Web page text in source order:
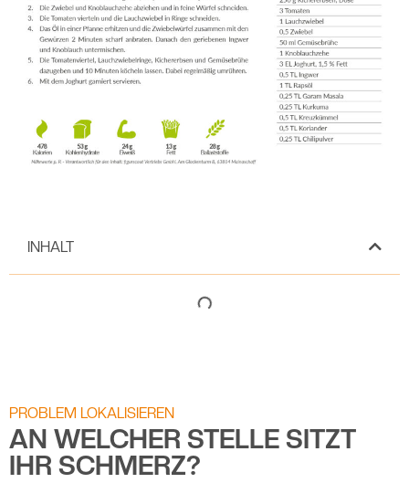
INHALT
PROBLEM LOKALISIEREN
AN WELCHER STELLE SITZT
IHR SCHMERZ?